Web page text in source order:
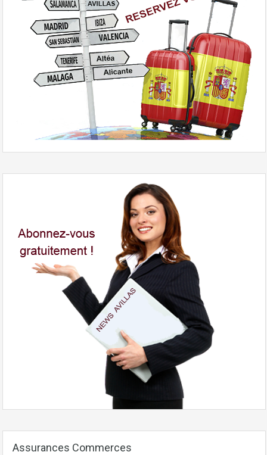
Assurances Commerces